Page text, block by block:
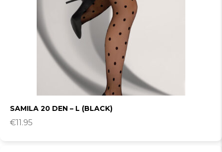
SAMILA 20 DEN – L (BLACK)
€11.95